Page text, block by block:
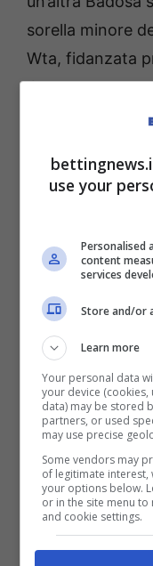
sorella minore
Wta, fidanzata
Jacopo.
risponde
membro del
fatto bene a
occasione e ad
mondo.
use your
Personalised
content
services
Store and/or
Learn more
Your personal data
your device
data) may be stored
partners, or used
may use precise
Some vendors may
of legitimate interest,
your options below.
or in the site menu
and cookie settings.